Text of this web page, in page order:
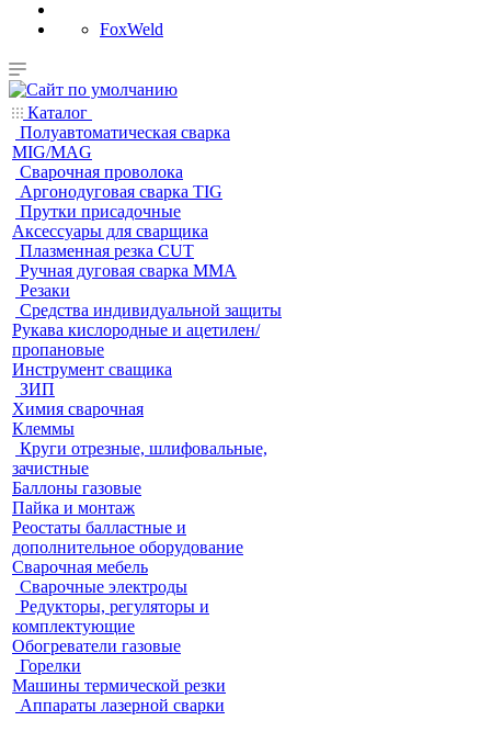
FoxWeld
Каталог
Полуавтоматическая сварка
MIG/MAG
Cварочная проволока
Аргонодуговая сварка TIG
Прутки присадочные
Аксессуары для сварщика
Плазменная резка CUT
Ручная дуговая сварка MMA
Резаки
Средства индивидуальной защиты
Рукава кислородные и ацетилен/
пропановые
Инструмент сващика
ЗИП
Химия сварочная
Клеммы
Круги отрезные, шлифовальные,
зачистные
Баллоны газовые
Пайка и монтаж
Реостаты балластные и
дополнительное оборудование
Сварочная мебель
Cварочные электроды
Редукторы, регуляторы и
комплектующие
Обогреватели газовые
Горелки
Машины термической резки
Аппараты лазерной сварки